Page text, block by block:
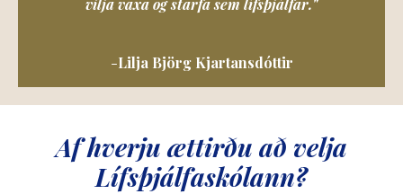
vilja vaxa ogstarfa sem lífsþjálfar."
-Lilja Björg Kjartansdóttir
Af hverju ættirðu að velja
Lífsþjálfaskólann?